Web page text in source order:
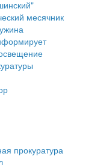
и застройки
территории
месячник
прокуратура